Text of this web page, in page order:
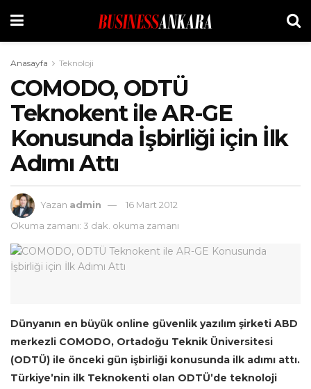
Anasayfa Teknoloji
COMODO, ODTÜ
Teknokent ile AR-GE
Konusunda İşbirliği için İlk
Adımı Attı
Yazan admin
16 Mart 2012
Okuma zamanı: 3 dak. okuma zamanı
Dünyanın en büyük online güvenlik yazılım şirketi ABD
merkezli COMODO, Ortadoğu Teknik Üniversitesi
(ODTÜ) ile önceki gün işbirliği konusunda ilk adımı attı.
Türkiye’nin ilk Teknokenti olan ODTÜ’de teknoloji